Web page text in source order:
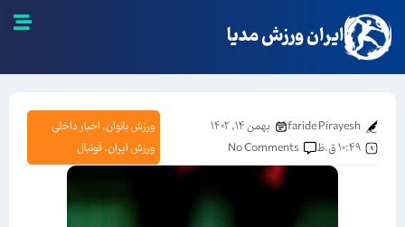
ایران ورزش مدیا
faride Pirayesh
بهمن ۱۴, ۱۴۰۲
۱۰:۴۹ ق.ظ
No Comments
ورزش بانوان,اخبار داخلی
ورزش ایران,فوتبال